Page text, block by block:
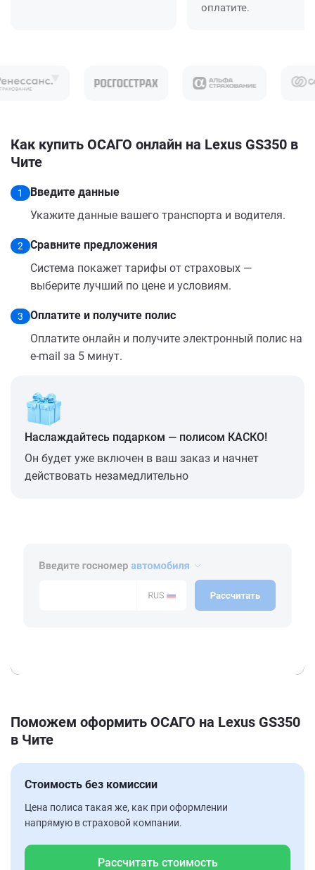
оплатите.
Как купить ОСАГО онлайн на Lexus GS350 в
Чите
1
Введите данные
Укажите данные вашего транспорта и водителя.
2
Сравните предложения
Система покажет тарифы от страховых —
выберите лучший по цене и условиям.
3
Оплатите и получите полис
Оплатите онлайн и получите электронный полис на
e-mail за 5 минут.
Наслаждайтесь подарком — полисом КАСКО!
Он будет уже включен в ваш заказ и начнет
действовать незамедлительно
Поможем оформить ОСАГО на Lexus GS350
в Чите
Стоимость без комиссии
Цена полиса такая же, как при оформлении
напрямую в страховой компании.
Рассчитать стоимость